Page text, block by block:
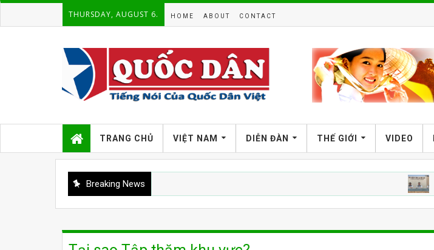
THURSDAY, AUGUST 6. HOME ABOUT CONTACT
TRANG CHỦ VIỆT NAM DIỄN ĐÀN THẾ GIỚI VIDEO
Breaking News COVID-19